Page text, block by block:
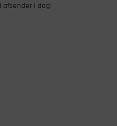
afsender i dag!